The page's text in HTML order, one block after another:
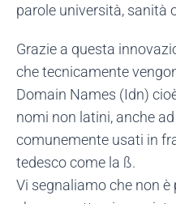
parole università, sanità
Grazie a questa
che tecnicamente
Domain Names (Idn)
nomi non latini, anche
comunemente usati in
tedesco come la ß.
Vi segnaliamo che non